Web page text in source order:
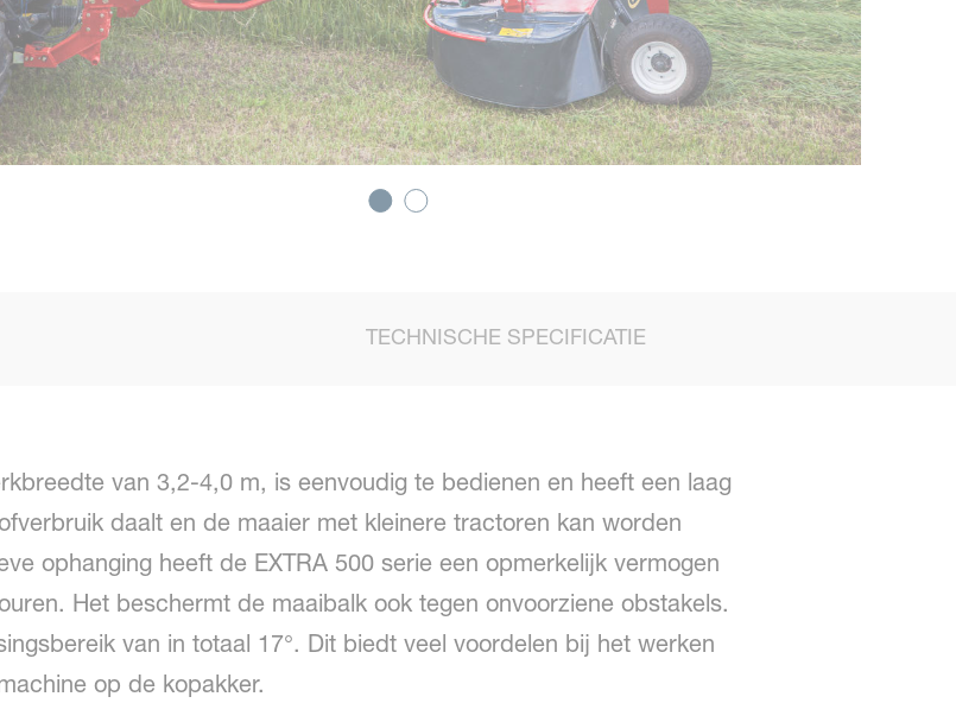
TECHNISCHE SPECIFICATIE
van 3,2-4,0 m, is eenvoudig te bedienen en heeft een laag
daalt en de maaier met kleinere tractoren kan worden
ophanging heeft de EXTRA 500 serie een opmerkelijk vermogen
Het beschermt de maaibalk ook tegen onvoorziene obstakels.
van in totaal 17°. Dit biedt veel voordelen bij het werken
op de kopakker.